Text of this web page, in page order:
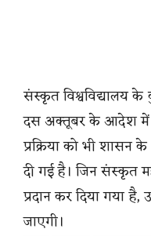
संस्कृत
दस अक्तूबर के आदेश में
प्रक्रिया को भी शासन
दी गई है। जिन संस्कृत
प्रदान कर दिया गया है,
जाएगी।